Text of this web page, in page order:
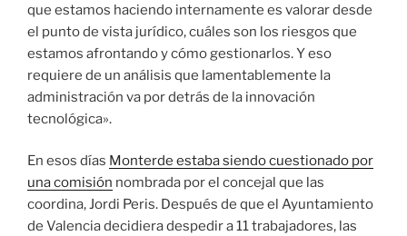
que estamos haciendo internamente es valorar desde
el punto de vista jurídico, cuáles son los riesgos que
estamos afrontando y cómo gestionarlos. Y eso
requiere de un análisis que lamentablemente la
administración va por detrás de la innovación
tecnológica».
En esos días Monterde estaba siendo cuestionado por
una comisión nombrada por el concejal que las
coordina, Jordi Peris. Después de que el Ayuntamiento
de Valencia decidiera despedir a 11 trabajadores, las